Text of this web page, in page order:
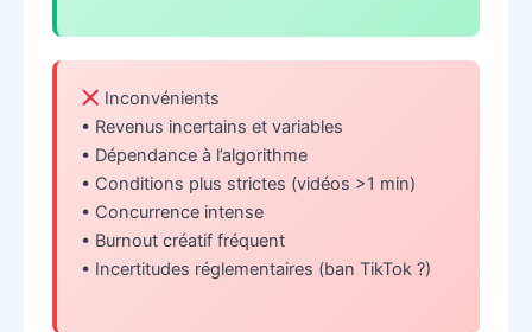
Inconvénients
• Revenus incertains et variables
• Dépendance à l’algorithme
• Conditions plus strictes (vidéos >1 min)
• Concurrence intense
• Burnout créatif fréquent
• Incertitudes réglementaires (ban TikTok ?)